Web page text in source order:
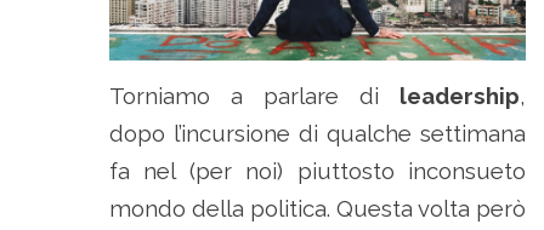
Torniamo a parlare di leadership,
dopo l’incursione di qualche settimana
fa nel (per noi) piuttosto inconsueto
mondo della politica. Questa volta però